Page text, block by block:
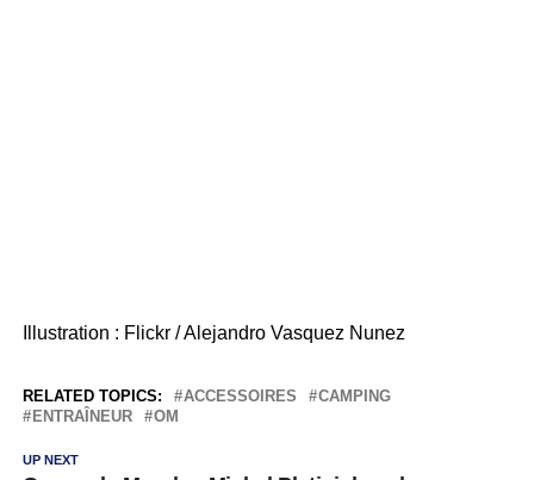
Illustration : Flickr / Alejandro Vasquez Nunez
RELATED TOPICS: ACCESSOIRES
CAMPING
ENTRAÎNEUR
OM
UP NEXT